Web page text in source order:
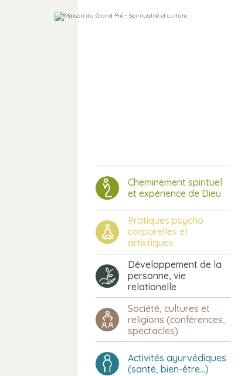
Cheminement spirituel
et expérience de Dieu
Pratiques psycho
corporelles et
artistiques
Développement de la
personne, vie
relationelle
Société, cultures et
religions (conférences,
spectacles)
Activités ayurvédiques
(santé, bien-être...)